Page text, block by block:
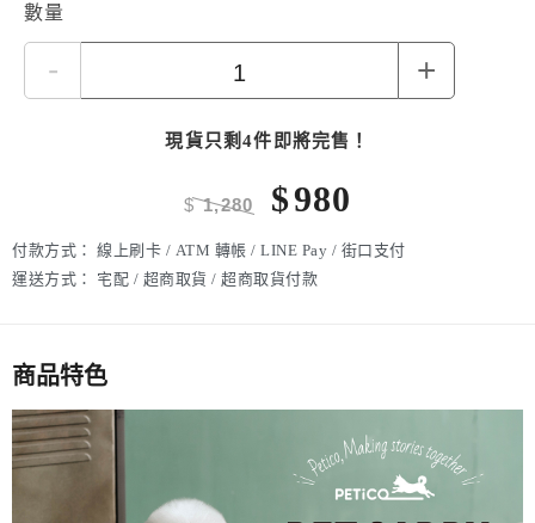
數量
- +
現貨只剩4件即將完售！
$1,280 $980
付款方式： 線上刷卡 / ATM 轉帳 / LINE Pay / 街口支付
運送方式：
宅配 / 超商取貨 / 超商取貨付款
商品特色